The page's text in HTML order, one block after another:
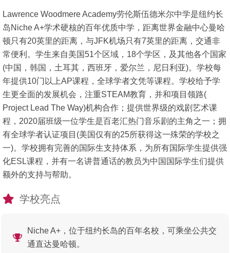
Lawrence Woodmere Academy劳伦斯伍德米尔中学是纽约长
岛Niche A+学术硬核的百年优质中学，距离世界金融中心曼哈
顿只有20英里的距离，与JFK机场只有7英里的距离，交通非
常便利。学生来自美国51个区域，18个学区，及其他各个国家
(中国，韩国，土耳其，西班牙，爱尔兰，尼日利亚)。学校每
年提供10门以上AP课程，全球学者文凭等课程。学校给予学
生更全面的发展机会，注重STEAM教育，并和项目领路(
Project Lead The Way)机构合作；提供世界级的戏剧艺术课
程，2020届班级一位学生是百老汇热门音乐剧的主角之一；拥
有全球学者认证项目(美国仅有的25所获得这一殊荣的学校之
一)。学校拥有完善的国际生支持体系，为所有国际学生提供强
化ESL课程，并有一名讲普通话的教员为中国国际学生们提供
额外的支持与帮助。
学校亮点
Niche A+，位于纽约长岛的百年名校，可乘坐公共交
通直达曼哈顿。